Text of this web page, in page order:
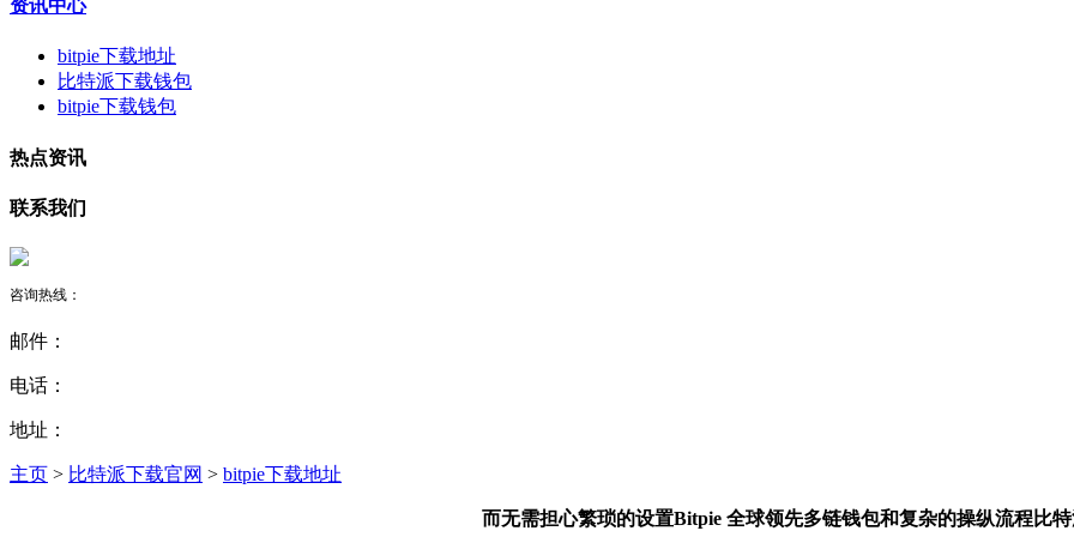
资讯中心
bitpie下载地址
比特派下载钱包
bitpie下载钱包
热点资讯
联系我们
咨询热线：
邮件：
电话：
地址：
主页 > 比特派下载官网 > bitpie下载地址
而无需担心繁琐的设置Bitpie 全球领先多链钱包和复杂的操纵流程比